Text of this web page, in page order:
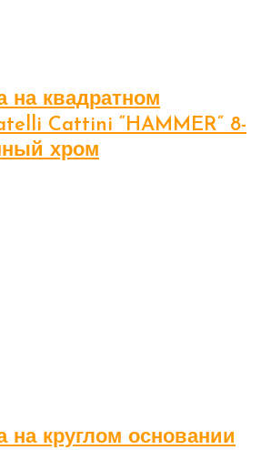
на квадратном
Cattini “HAMMER” 8-
хром
на круглом основании